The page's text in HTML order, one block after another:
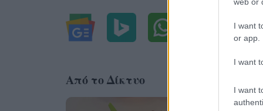
I want
or app.
I want
I want
Από το Δίκτυο